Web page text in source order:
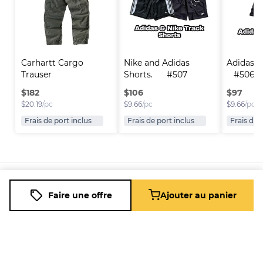
Faire une offre Ajouter au panier
Carhartt Cargo
Trauser
$182
$20.19/pc
Frais de port inclus
Nike and Adidas
Shorts.      #507
$106
$9.66/pc
Frais de port inclus
Adidas
   #506
$97
$9.66/pc
Frais de
Plateforme
Vendre sur
Entreprise
À propos